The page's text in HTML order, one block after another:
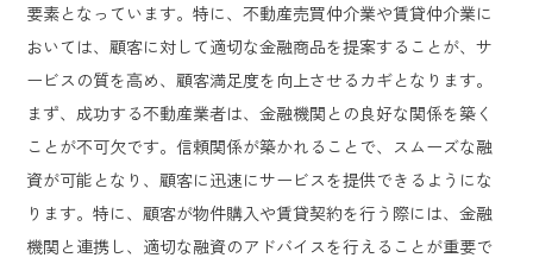
要素となっています。特に、不動産売買仲介業や賃貸仲介業に
おいては、顧客に対して適切な金融商品を提案することが、サ
ービスの質を高め、顧客満足度を向上させるカギとなります。
まず、成功する不動産業者は、金融機関との良好な関係を築く
ことが不可欠です。信頼関係が築かれることで、スムーズな融
資が可能となり、顧客に迅速にサービスを提供できるようにな
ります。特に、顧客が物件購入や賃貸契約を行う際には、金融
機関と連携し、適切な融資のアドバイスを行えることが重要で